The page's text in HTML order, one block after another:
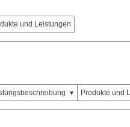
und Leistungen
Produkte und